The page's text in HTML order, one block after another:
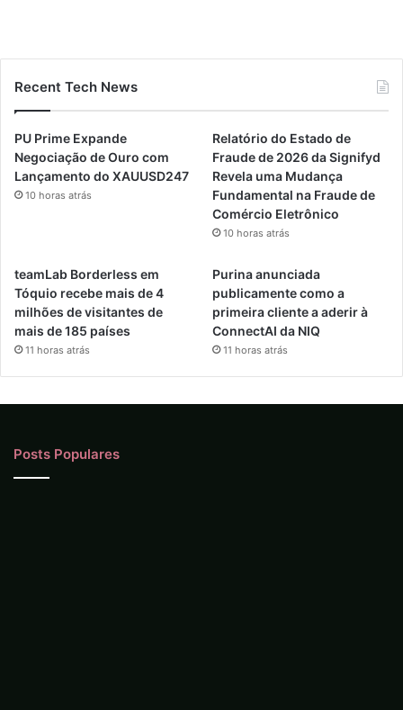
Recent Tech News
PU Prime Expande
Negociação de Ouro com
Lançamento do XAUUSD247
10 horas atrás
Relatório do Estado de
Fraude de 2026 da Signifyd
Revela uma Mudança
Fundamental na Fraude de
Comércio Eletrônico
10 horas atrás
teamLab Borderless em
Tóquio recebe mais de 4
milhões de visitantes de
mais de 185 países
11 horas atrás
Purina anunciada
publicamente como a
primeira cliente a aderir à
ConnectAI da NIQ
11 horas atrás
Posts Populares